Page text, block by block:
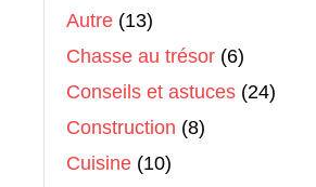
Autre (13)
Chasse au trésor (6)
Conseils et astuces (24)
Construction (8)
Cuisine (10)